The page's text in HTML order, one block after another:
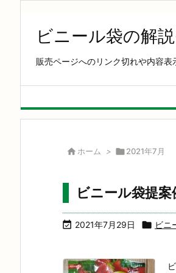
ビニール袋の解
販売ページへのリンク切れや内容
 ホーム > 2021年7月
ビニール袋提
 2021年7月29日  ビニ